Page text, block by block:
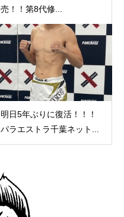
売！！第8代修...
明日5年ぶりに復活！！！
パラエストラ千葉ネット...